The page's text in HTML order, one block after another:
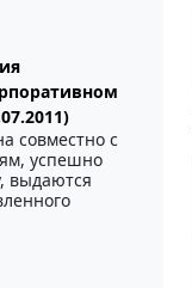
совместно с
успешно
выдаются